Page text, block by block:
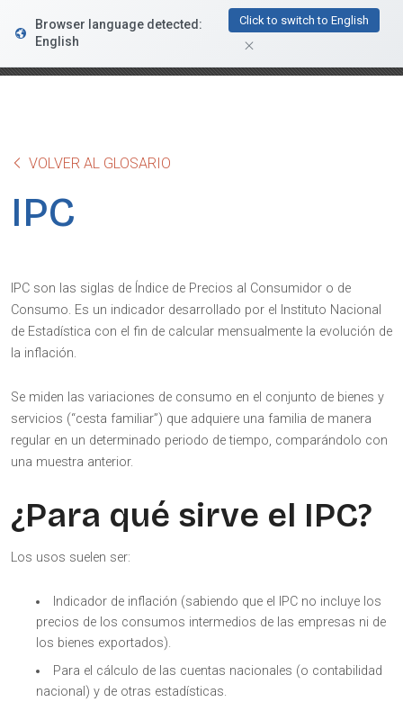
FacturaDirecta
Browser language detected:
English
Click to switch to English
VOLVER AL GLOSARIO
IPC
IPC son las siglas de Índice de Precios al Consumidor o de
Consumo. Es un indicador desarrollado por el Instituto Nacional
de Estadística con el fin de calcular mensualmente la evolución de
la inflación.
Se miden las variaciones de consumo en el conjunto de bienes y
servicios (“cesta familiar”) que adquiere una familia de manera
regular en un determinado periodo de tiempo, comparándolo con
una muestra anterior.
¿Para qué sirve el IPC?
Los usos suelen ser:
Indicador de inflación (sabiendo que el IPC no incluye los
precios de los consumos intermedios de las empresas ni de
los bienes exportados).
Para el cálculo de las cuentas nacionales (o contabilidad
nacional) y de otras estadísticas.